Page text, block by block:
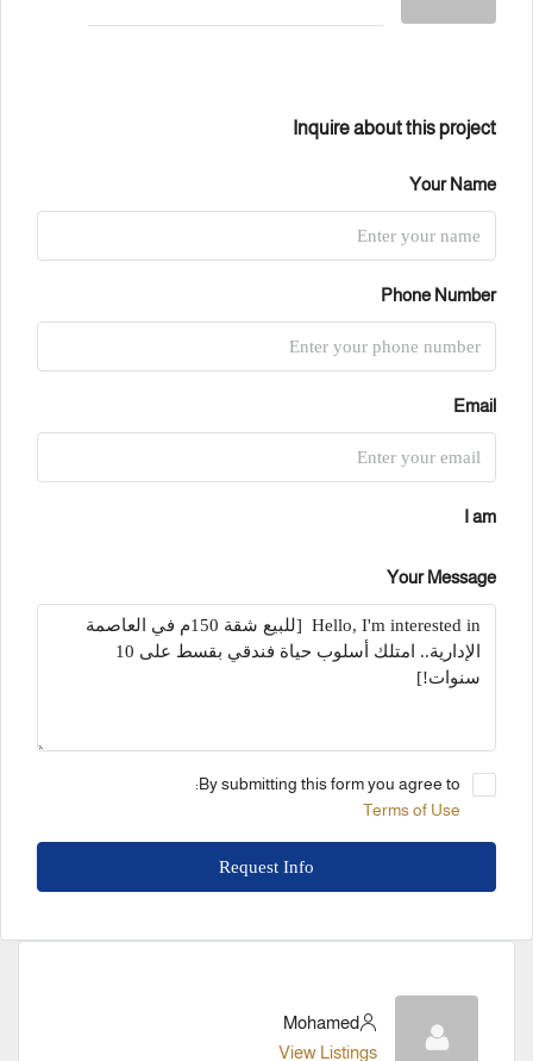
Inquire about this project
Your Name
Phone Number
Email
I am
Your Message
By submitting this form you agree to:
Terms of Use
Request Info
Mohamed
View Listings